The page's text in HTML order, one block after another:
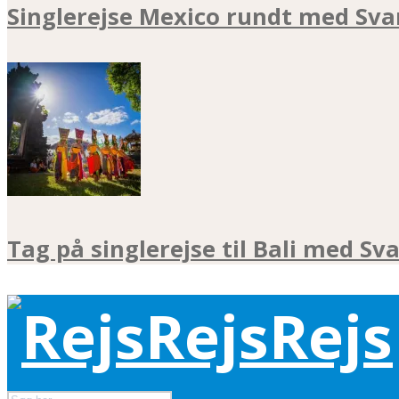
Singlerejse Mexico rundt med
Tag på singlerejse til Bali med